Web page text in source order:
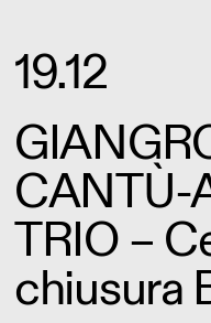
19.12
CANTÙ-
TRIO –
chiusura